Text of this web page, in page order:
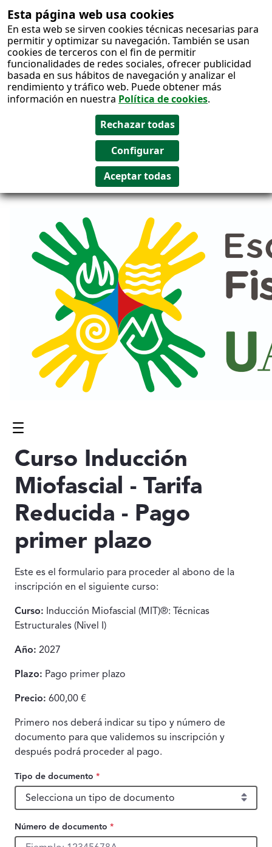
Esta página web usa cookies
En esta web se sirven cookies técnicas necesarias para
permitir y optimizar su navegación. También se usan
cookies de terceros con el fin de permitir
funcionalidades de redes sociales, ofrecer publicidad
basada en sus hábitos de navegación y analizar el
rendimiento y tráfico web. Puede obtener más
información en nuestra Política de cookies.
Salto al
contenido
Contenido principal
Curso Inducción
Miofascial - Tarifa
Reducida - Pago
primer plazo
Este es el formulario para proceder al abono de la
inscripción en el siguiente curso:
Curso: Inducción Miofascial (MIT)®: Técnicas
Estructurales (Nivel I)
Año: 2027
Plazo: Pago primer plazo
Precio: 600,00 €
Primero nos deberá indicar su tipo y número de
documento para que validemos su inscripción y
después podrá proceder al pago.
Tipo de documento *
Número de documento *
Número de documento, obligatorio.